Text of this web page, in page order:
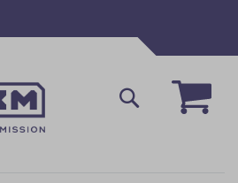
Mój
Szukaj